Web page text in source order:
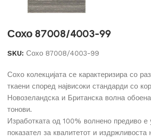
Сохо 87008/4003-99
SKU: Сохо 87008/4003-99
Сохо колекцијата се карактеризира со
ткаени според највисоки стандарди со
Новозеландска и Британска волна
тонови.
Изработката од 100% волнено предиво
показател за квалитетот и издржливоста